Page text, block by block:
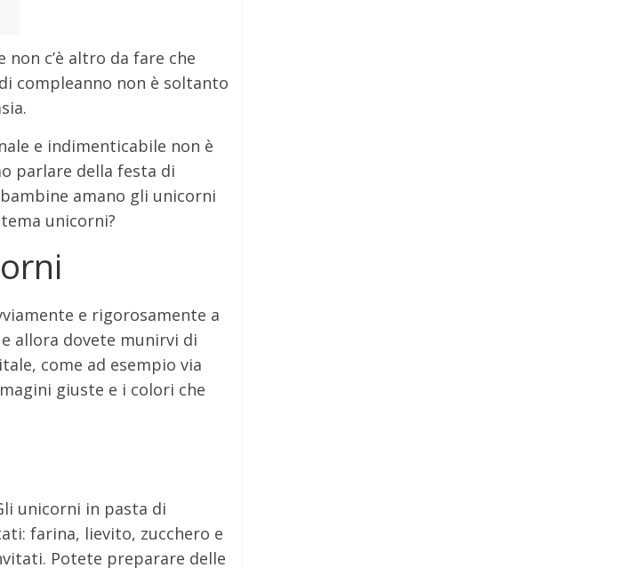
c’è altro da fare che
compleanno non è soltanto
e indimenticabile non è
parlare della festa di
amano gli unicorni
unicorni?
e rigorosamente a
allora dovete munirvi di
come ad esempio via
giuste e i colori che
unicorni in pasta di
farina, lievito, zucchero e
Potete preparare delle